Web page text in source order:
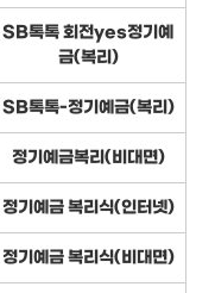
SB톡톡 회전yes정기예
금(복리)
SB톡톡-정기예금(복리)
정기예금복리(비대면)
정기예금 복리식(인터넷)
정기예금 복리식(비대면)